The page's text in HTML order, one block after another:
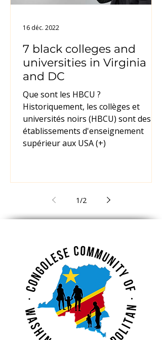
7 black colleges and
universities in Virginia
and DC
Que sont les HBCU ?
Historiquement, les collèges et
universités noirs (HBCU) sont des
établissements d'enseignement
supérieur aux USA (+)
16 déc. 2022
1/2